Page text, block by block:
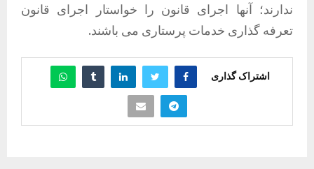
ندارند؛ آنها اجرای قانون را خواستار اجرای قانون
تعرفه گذاری خدمات پرستاری می باشند.
اشتراک گذاری